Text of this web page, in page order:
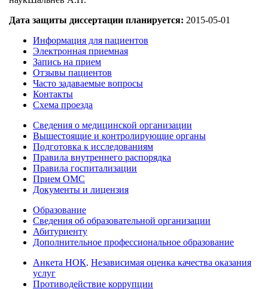
Дата защиты диссертации планируется: 2015-05-01
Информация для пациентов
Электронная приемная
Запись на прием
Отзывы пациентов
Часто задаваемые вопросы
Контакты
Схема проезда
Сведения о медицинской организации
Вышестоящие и контролирующие органы
Подготовка к исследованиям
Правила внутреннего распорядка
Правила госпитализации
Прием ОМС
Документы и лицензия
Образование
Сведения об образовательной организации
Абитуриенту
Дополнительное профессиональное образование
Анкета НОК. Независимая оценка качества оказания
услуг
Противодействие коррупции